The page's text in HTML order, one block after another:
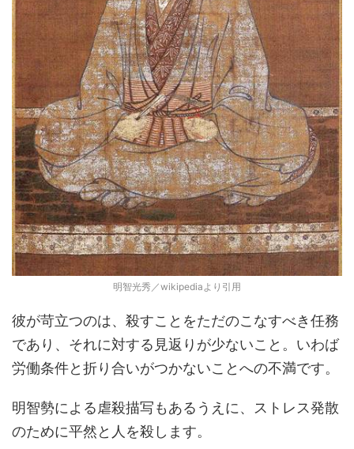
明智光秀／wikipediaより引用
彼が苛立つのは、殺すことをただのこなすべき任務
であり、それに対する見返りが少ないこと。いわば
労働条件と折り合いがつかないことへの不満です。
明智勢による虐殺描写もあるうえに、ストレス発散
のために平然と人を殺します。